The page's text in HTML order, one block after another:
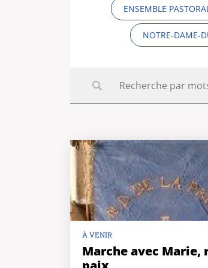
ENSEMBLE
NOTRE-DAME-
À VENIR
Marche avec Marie,